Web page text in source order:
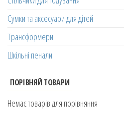
Сумки та аксесуари для дітей
Трансформери
Шкільні пенали
ПОРІВНЯЙ ТОВАРИ
Немає товарів для порівняння